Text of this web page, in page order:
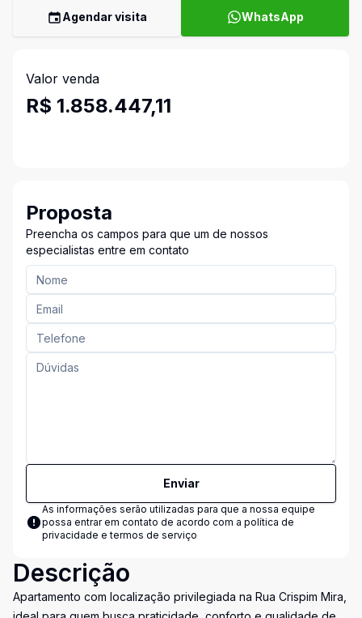
Agendar visita WhatsApp
Valor venda
R$ 1.858.447,11
Proposta
Preencha os campos para que um de nossos
especialistas entre em contato
Enviar
As informações serão utilizadas para que a nossa equipe
possa entrar em contato de acordo com a política de
privacidade e termos de serviço
Descrição
Apartamento com localização privilegiada na Rua Crispim Mira,